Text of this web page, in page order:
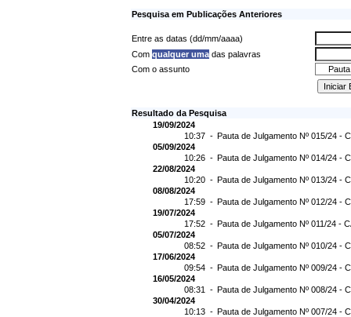
Pesquisa em Publicações Anteriores
Entre as datas (dd/mm/aaaa)
Com qualquer uma das palavras
Com o assunto
Resultado da Pesquisa
19/09/2024
10:37 - Pauta de Julgamento Nº 015/24 -
05/09/2024
10:26 - Pauta de Julgamento Nº 014/24 -
22/08/2024
10:20 - Pauta de Julgamento Nº 013/24 -
08/08/2024
17:59 - Pauta de Julgamento Nº 012/24 -
19/07/2024
17:52 - Pauta de Julgamento Nº 011/24 -
05/07/2024
08:52 - Pauta de Julgamento Nº 010/24 -
17/06/2024
09:54 - Pauta de Julgamento Nº 009/24 -
16/05/2024
08:31 - Pauta de Julgamento Nº 008/24 -
30/04/2024
10:13 - Pauta de Julgamento Nº 007/24 -